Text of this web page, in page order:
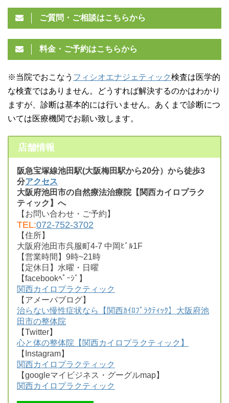
ご質問・ご相談はこちらから
料金・ご予約はこちらから
※当院でおこなう フィシオエナジェティック検査は医学的
な検査ではありません。どうすれば解決するのかはわかり
ますが、診断は基本的には行いません。あくまで診断につ
いては医療機関でお願い致します。
店舗情報
阪急宝塚線池田駅(大阪梅田駅から20分）から徒歩3
分アクセス
大阪府池田市の自然療法治療院【関西カイロプラク
ティック】へ
【お問い合わせ・ご予約】
TEL:072-752-3702
【住所】
大阪府池田市呉服町4-7 中岡ﾋﾞﾙ1F
【営業時間】9時~21時
【定休日】水曜・日曜
【facebookﾍﾟｰｼﾞ】
関西カイロプラクティック
【アメーバブログ】
治らない慢性症状なら【関西ｶｲﾛﾌﾟﾗｸﾃｨｯｸ】大阪府池
田市の整体院
【Twitter】
心と体の整体院【関西カイロプラクティック】
【Instagram】
関西カイロプラクティック
【googleマイビジネス・グーグルmap】
関西カイロプラクティック